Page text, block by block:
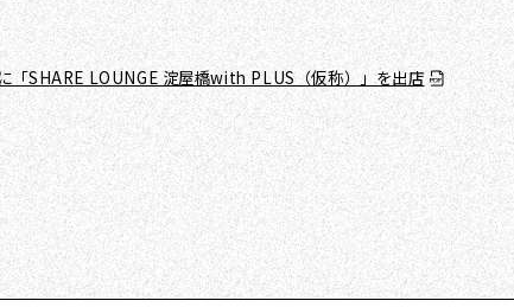
「SHARE LOUNGE 淀屋橋with PLUS（仮称）」を出店